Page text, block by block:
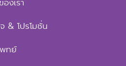
& โปรโมชั่น
ทย์